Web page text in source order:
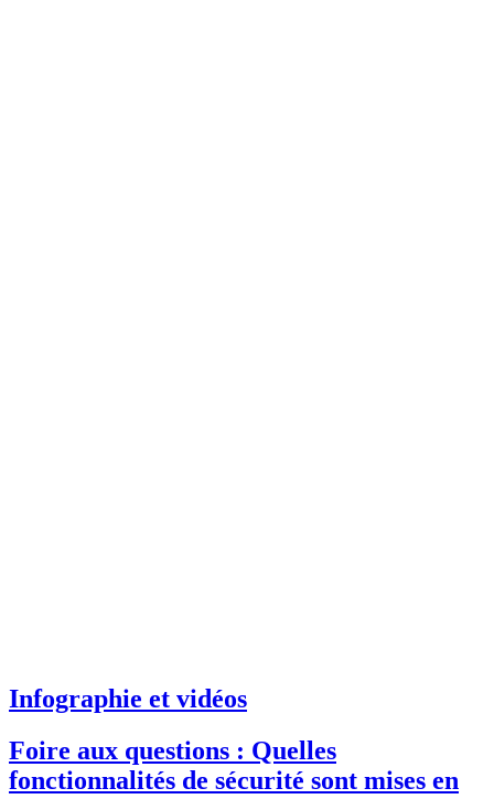
Infographie et vidéos
Foire aux questions : Quelles
fonctionnalités de sécurité sont mises en